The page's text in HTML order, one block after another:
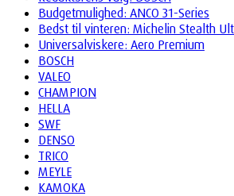
Budgetmulighed: ANCO 31-Series
Bedst til vinteren: Michelin Stealth
Universalviskere: Aero Premium
BOSCH
VALEO
CHAMPION
HELLA
SWF
DENSO
TRICO
MEYLE
KAMOKA